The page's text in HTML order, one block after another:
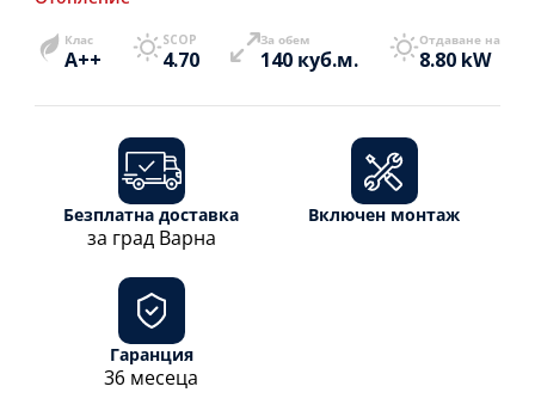
Клас
A++
SCOP
4.70
За обем
140 куб.м.
Отдаване на
8.80 kW
Безплатна доставка
за град Варна
Включен монтаж
Гаранция
36 месеца